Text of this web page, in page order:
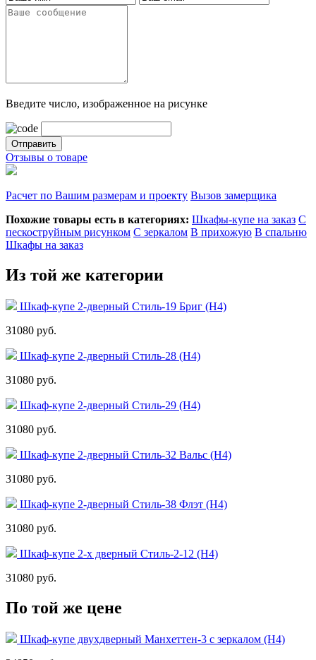
Введите число, изображенное на рисунке
Отзывы о товаре
Расчет по Вашим размерам и проекту Вызов замерщика
Похожие товары есть в категориях: Шкафы-купе на заказ С
пескоструйным рисунком С зеркалом В прихожую В спальню
Шкафы на заказ
Из той же категории
Шкаф-купе 2-дверный Стиль-19 Бриг (Н4)
31080 руб.
Шкаф-купе 2-дверный Стиль-28 (Н4)
31080 руб.
Шкаф-купе 2-дверный Стиль-29 (Н4)
31080 руб.
Шкаф-купе 2-дверный Стиль-32 Вальс (Н4)
31080 руб.
Шкаф-купе 2-дверный Стиль-38 Флэт (Н4)
31080 руб.
Шкаф-купе 2-х дверный Стиль-2-12 (Н4)
31080 руб.
По той же цене
Шкаф-купе двухдверный Манхеттен-3 с зеркалом (Н4)